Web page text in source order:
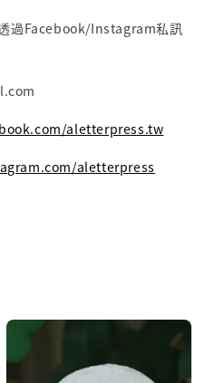
過Facebook/Instagram私訊
aletterpress.tw
aletterpress